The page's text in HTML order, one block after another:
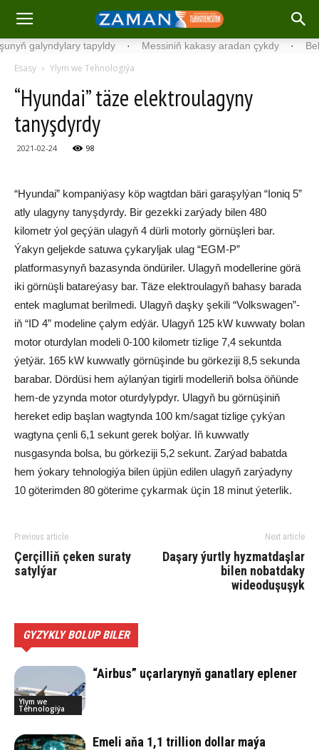
galyndylary tapyldy · Messiniň kakasy aradan çykdy ·
Esasy Ylym we Tehnologiýa
“Hyundai” täze elektroulagyny
tanyşdyrdy
2021-02-24 98
“Hyundai” kompaniýasy köp wagtdan bäri garaşylýan “Ioniq 5”
atly ulagyny tanyşdyrdy. Bir gezekki zarýady bilen 480
kilometr ýol geçýän ulagyň 4 dürli motorly görnüşleri bar.
Ýakyn geljekde satuwa çykaryljak ulag “EGM-P”
platformasynyň bazasynda öndüriler. Ulagyň modellerine görä
iki görnüşli batareýasy bar. Täze elektroulagyň bahasy barada
entek maglumat berilmedi. Ulagyň daşky şekili “Volkswagen”-
iň “ID 4” modeline çalym edýär. Ulagyň 125 kW kuwwaty bolan
motor oturdylan modeli 0-100 kilometr tizlige 7,4 sekuntda
ýetýär. 165 kW kuwwatly görnüşinde bu görkeziji 8,5 sekunda
barabar. Dördüsi hem aýlanýan tigirli modelleriň bolsa öňünde
hem-de yzynda motor oturdylypdyr. Ulagyň bu görnüşiniň
hereket edip başlan wagtynda 100 km/sagat tizlige çykýan
wagtyna çenli 6,1 sekunt gerek bolýar. Iň kuwwatly
nusgasynda bolsa, bu görkeziji 5,2 sekunt. Zarýad babatda
hem ýokary tehnologiýa bilen üpjün edilen ulagyň zarýadyny
10 göterimden 80 göterime çykarmak üçin 18 minut ýeterlik.
Previous article
Çerçilliň çeken suraty
satylýar
Next article
Daşary ýurtly hyzmatdaşlar
bilen nobatdaky
wideoduşuşyk
GYZYKLY BOLUP BILER
Ylym we
Tehnologiýa
“Airbus” uçarlarynyň ganatlary eplener
Emeli aňa 1,1 trillion dollar maýa